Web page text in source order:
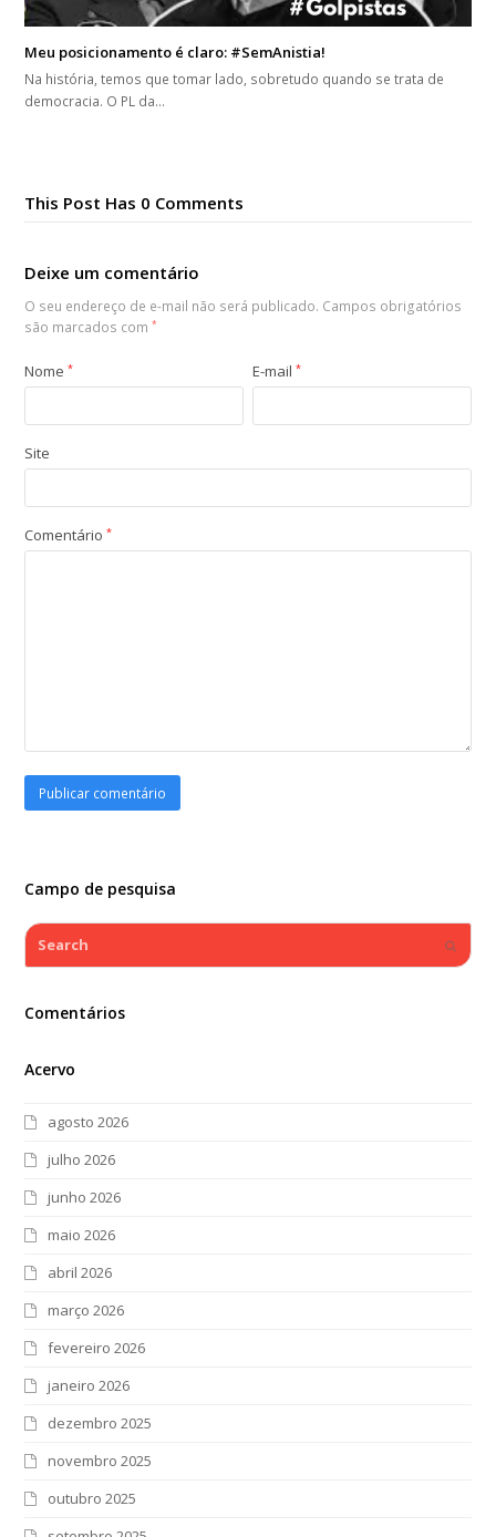
Meu posicionamento é claro: #SemAnistia!
Na história, temos que tomar lado, sobretudo quando se trata de
democracia. O PL da…
This Post Has 0 Comments
Deixe um comentário
O seu endereço de e-mail não será publicado. Campos obrigatórios
são marcados com*
Nome* E-mail*
Site
Comentário*
Campo de pesquisa
Search
Comentários
Acervo
agosto 2026
julho 2026
junho 2026
maio 2026
abril 2026
março 2026
fevereiro 2026
janeiro 2026
dezembro 2025
novembro 2025
outubro 2025